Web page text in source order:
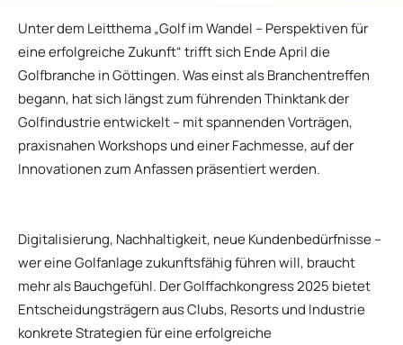
Unter dem Leitthema „Golf im Wandel – Perspektiven für
eine erfolgreiche Zukunft“ trifft sich Ende April die
Golfbranche in Göttingen. Was einst als Branchentreffen
begann, hat sich längst zum führenden Thinktank der
Golfindustrie entwickelt – mit spannenden Vorträgen,
praxisnahen Workshops und einer Fachmesse, auf der
Innovationen zum Anfassen präsentiert werden.
Digitalisierung, Nachhaltigkeit, neue Kundenbedürfnisse –
wer eine Golfanlage zukunftsfähig führen will, braucht
mehr als Bauchgefühl. Der Golffachkongress 2025 bietet
Entscheidungsträgern aus Clubs, Resorts und Industrie
konkrete Strategien für eine erfolgreiche